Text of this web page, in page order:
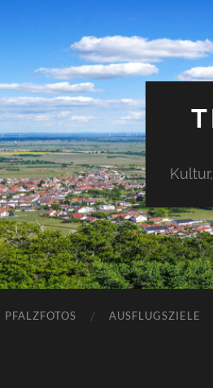
PFALZFOTOS AUSFLUGSZIELE